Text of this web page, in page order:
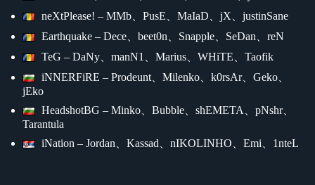
neXtPlease! – MMb、PusE、MaIaD、jX、justinSane
Earthquake – Dece、beet0n、Snapple、SeDan、reN
TeG – DaNy、manN1、Marius、WHiTE、Taofik
iNNERFiRE – Prodeunt、Milenko、k0rsAr、Geko、
jEko
HeadshotBG – Minko、Bubble、shEMETA、pNshr、
Tarantula
iNation – Jordan、Kassad、nIKOLINHO、Emi、1nteL